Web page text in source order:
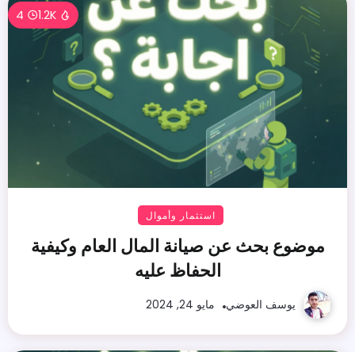
1.2K
4
استثمار وأموال
موضوع بحث عن صيانة المال العام وكيفية
الحفاظ عليه
يوسف العوضي مايو 24, 2024